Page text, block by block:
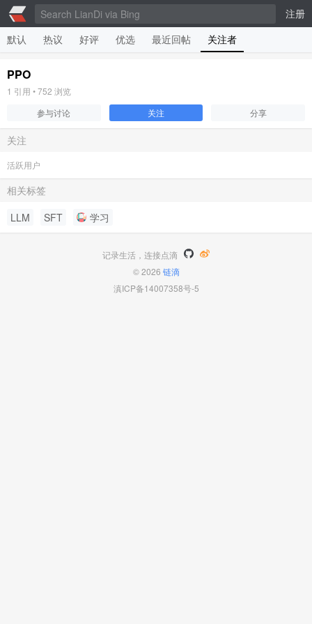
注册
默认
热议 好评 优选 最近回帖 关注者
PPO
1 引用 •752 浏览
参与讨论
关注 分享
关注
活跃用户
相关标签
LLM
SFT 学习
记录生活，连接点滴
© 2026 链滴
滇ICP备14007358号-5